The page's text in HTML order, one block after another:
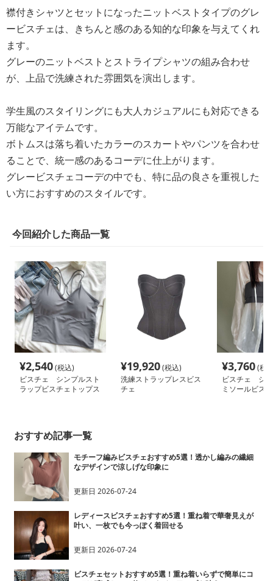
襟付きシャツとセットになったニットベストタイプのグレ
ービスチェは、きちんと感のある知的な印象を与えてくれ
ます。
グレーのニットベストとストライプシャツの組み合わせ
が、上品で洗練された雰囲気を演出します。
学生風のスタイリングにも大人カジュアルにも対応できる
万能なアイテムです。
ボトムスは落ち着いたカラーのスカートやパンツを合わせ
ることで、統一感のあるコーデに仕上がります。
グレービスチェコーデの中でも、特に品の良さを重視した
い方におすすめのスタイルです。
今回紹介した商品一覧
¥2,540(税込)
ビスチェ シンプルスト
ラップビスチェトップス
¥19,920(税込)
洗練ストラップレスビス
チェ
¥3,760(税
ビスチェ シ
ミソールビス
おすすめ記事一覧
モチーフ編みビスチェおすすめ5選！透かし編みの繊細
なデザインで涼しげな印象に
更新日 2026-07-24
レディースビスチェおすすめ5選！重ね着で華奢見えが
叶い、一枚でも今っぽく着回せる
更新日 2026-07-24
ビスチェセットおすすめ5選！重ね着いらずで簡単にコ